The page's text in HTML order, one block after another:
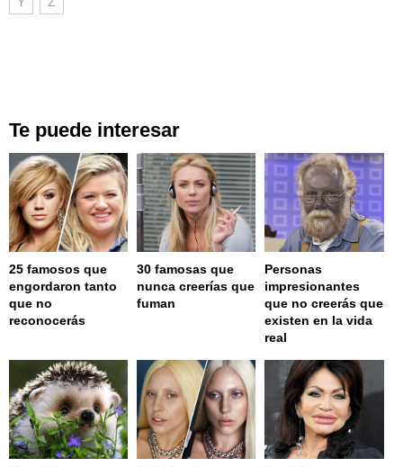
Te puede interesar
25 famosos que
engordaron tanto
que no
reconocerás
30 famosas que
nunca creerías que
fuman
Personas
impresionantes
que no creerás que
existen en la vida
real